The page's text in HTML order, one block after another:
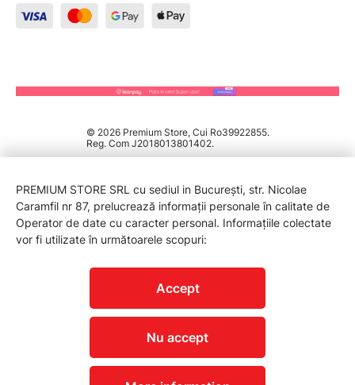
© 2026 Premium Store, Cui Ro39922855.
Reg. Com J2018013801402.
PREMIUM STORE SRL cu sediul in București, str. Nicolae
Caramfil nr 87, prelucrează informații personale în calitate de
Operator de date cu caracter personal. Informațiile colectate
vor fi utilizate în următoarele scopuri:
Accept
Nu accept